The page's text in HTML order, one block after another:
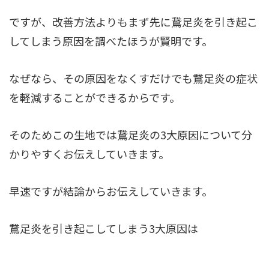
ですが、改善方法よりもまず先に鵞足炎を引き起こ
してしまう原因を調べたほうが賢明です。
なぜなら、その原因をなくすだけでも鵞足炎の症状
を軽減することができるからです。
そのためこの生地では鵞足炎の3大原因について分
かりやすくお伝えしていきます。
早速ですが結論からお伝えしていきます。
鵞足炎を引き起こしてしまう3大原因は